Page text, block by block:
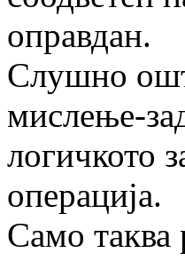
оправдан.
Слушно
мислење-
логичкото
операција.
Само таква